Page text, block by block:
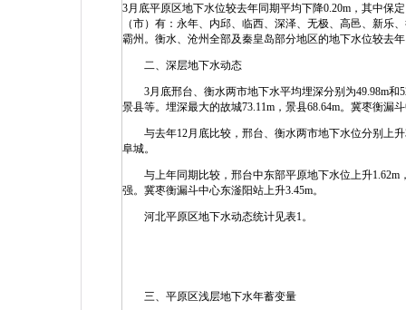
3月底平原区地下水位较去年同期平均下降0.20m，其中保
（市）有：永年、内邱、临西、深泽、无极、高邑、新
霸州。衡水、沧州全部及秦皇岛部分地区的地下水位较去
二、深层地下水动态
3月底邢台、衡水两市地下水平均埋深分别为49.98m和
景县等。埋深最大的故城73.11m，景县68.64m。冀枣衡漏
与去年12月底比较，邢台、衡水两市地下水位分别上升
阜城。
与上年同期比较，邢台中东部平原地下水位上升1.62m
强。冀枣衡漏斗中心东滏阳站上升3.45m。
河北平原区地下水动态统计见表1。
三、平原区浅层地下水年蓄变量